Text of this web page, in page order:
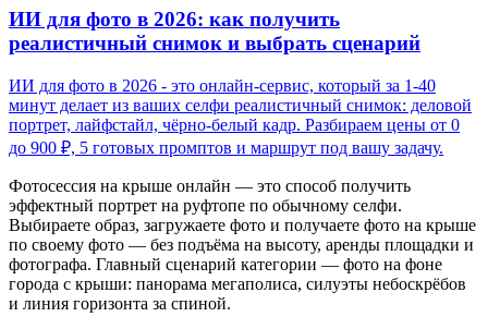
ИИ для фото в 2026: как получить
реалистичный снимок и выбрать сценарий
ИИ для фото в 2026 - это онлайн-сервис, который за 1-40
минут делает из ваших селфи реалистичный снимок: деловой
портрет, лайфстайл, чёрно-белый кадр. Разбираем цены от 0
до 900 ₽, 5 готовых промптов и маршрут под вашу задачу.
Фотосессия на крыше онлайн — это способ получить
эффектный портрет на руфтопе по обычному селфи.
Выбираете образ, загружаете фото и получаете фото на крыше
по своему фото — без подъёма на высоту, аренды площадки и
фотографа. Главный сценарий категории — фото на фоне
города с крыши: панорама мегаполиса, силуэты небоскрёбов
и линия горизонта за спиной.